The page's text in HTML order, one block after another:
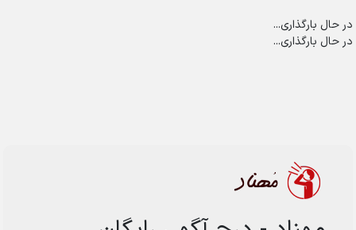
در حال بارگذاری...
در حال بارگذاری...